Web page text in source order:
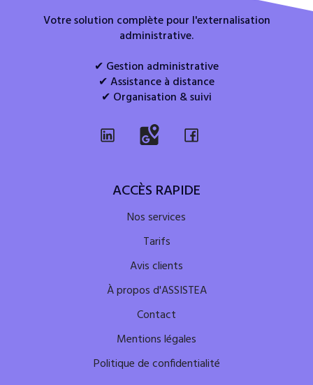
Votre solution complète pour l'externalisation
administrative.
✔ Gestion administrative
✔ Assistance à distance
✔ Organisation & suivi
ACCÈS RAPIDE
Nos services
Tarifs
Avis clients
À propos d'ASSISTEA
Contact
Mentions légales
Politique de confidentialité